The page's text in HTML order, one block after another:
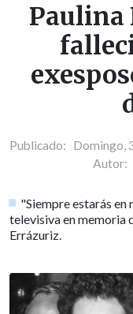
Paulina
Publicado: Domingo,
Autor:
"Siempre estarás
televisiva en memoria
Errázuriz.